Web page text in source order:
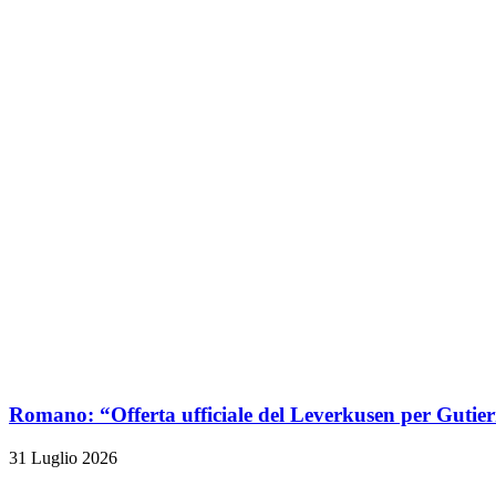
Romano: “Offerta ufficiale del Leverkusen per
31 Luglio 2026